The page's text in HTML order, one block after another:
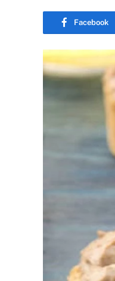
Facebook